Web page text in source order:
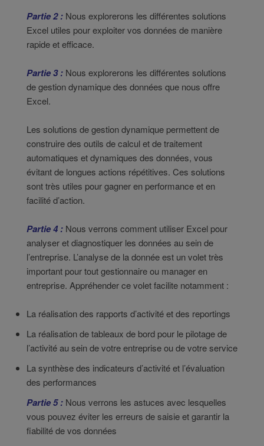
Partie 2 : Nous explorerons les différentes solutions
Excel utiles pour exploiter vos données de manière
rapide et efficace.
Partie 3 : Nous explorerons les différentes solutions
de gestion dynamique des données que nous offre
Excel.
Les solutions de gestion dynamique permettent de
construire des outils de calcul et de traitement
automatiques et dynamiques des données, vous
évitant de longues actions répétitives. Ces solutions
sont très utiles pour gagner en performance et en
facilité d’action.
Partie 4 : Nous verrons comment utiliser Excel pour
analyser et diagnostiquer les données au sein de
l’entreprise. L’analyse de la donnée est un volet très
important pour tout gestionnaire ou manager en
entreprise. Appréhender ce volet facilite notamment :
La réalisation des rapports d’activité et des reportings
La réalisation de tableaux de bord pour le pilotage de
l’activité au sein de votre entreprise ou de votre service
La synthèse des indicateurs d’activité et l’évaluation
des performances
Partie 5 : Nous verrons les astuces avec lesquelles
vous pouvez éviter les erreurs de saisie et garantir la
fiabilité de vos données